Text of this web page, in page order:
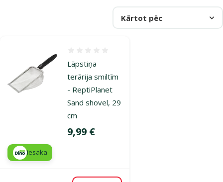
Kārtot pēc
Lāpstiņa
terārija smiltīm
- ReptiPlanet
Sand shovel, 29
cm
Cena
9,99 €
iesaka